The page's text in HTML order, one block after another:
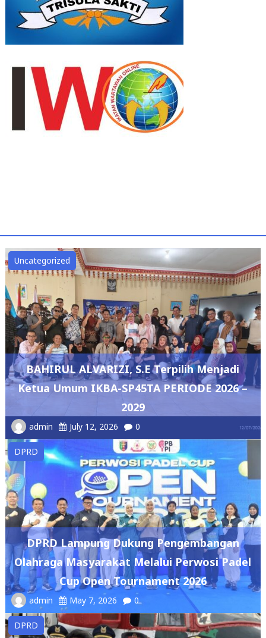
BAHIRUL ALVARIZI, S.E Terpilih Menjadi
Ketua Umum IKBA-SP45TA PERIODE 2026 –
2029
admin July 12, 2026 0
DPRD
DPRD Lampung Dukung Pengembangan
Olahraga Masyarakat Melalui Perwosi Padel
Cup Open Tournament 2026
admin May 7, 2026 0
DPRD